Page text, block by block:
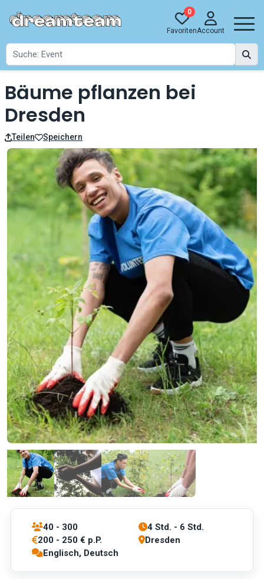
0
FavoritenAccount
Bäume pflanzen bei
Dresden
Teilen Speichern
40 - 300
4 Std. - 6 Std.
200 - 250 € p.P.
Dresden
Englisch, Deutsch